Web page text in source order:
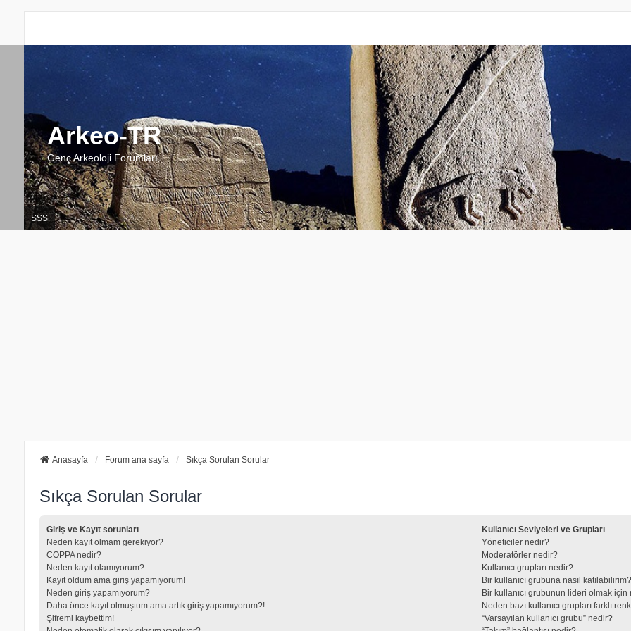
Arkeo-TR
Genç Arkeoloji Forumları
SSS
Anasayfa Forum ana sayfa Sıkça Sorulan Sorular
Sıkça Sorulan Sorular
Giriş ve Kayıt sorunları
Neden kayıt olmam gerekiyor?
COPPA nedir?
Neden kayıt olamıyorum?
Kayıt oldum ama giriş yapamıyorum!
Neden giriş yapamıyorum?
Daha önce kayıt olmuştum ama artık giriş yapamıyorum?!
Şifremi kaybettim!
Kullanıcı Seviyeleri ve Grupları
Yöneticiler nedir?
Moderatörler nedir?
Kullanıcı grupları nedir?
Bir kullanıcı grubuna nasıl katılabilirim?
Bir kullanıcı grubunun lideri olmak
Neden bazı kullanıcı grupları farklı
“Varsayılan kullanıcı grubu” nedir?